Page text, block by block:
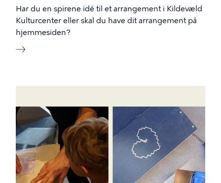
Har du en spirene idé til et arrangement i Kildevæld
Kulturcenter eller skal du have dit arrangement på
hjemmesiden?